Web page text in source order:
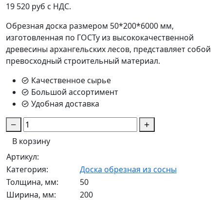
19 520 руб с НДС.
Обрезная доска размером 50*200*6000 мм,
изготовленная по ГОСТу из высококачественной
древесины архангельских лесов, представляет собой
превосходный строительный материал.
Качественное сырье
Большой ассортимент
Удобная доставка
В корзину
Артикул:
Категория:
Доска обрезная из сосны
Толщина, мм:
50
Ширина, мм:
200